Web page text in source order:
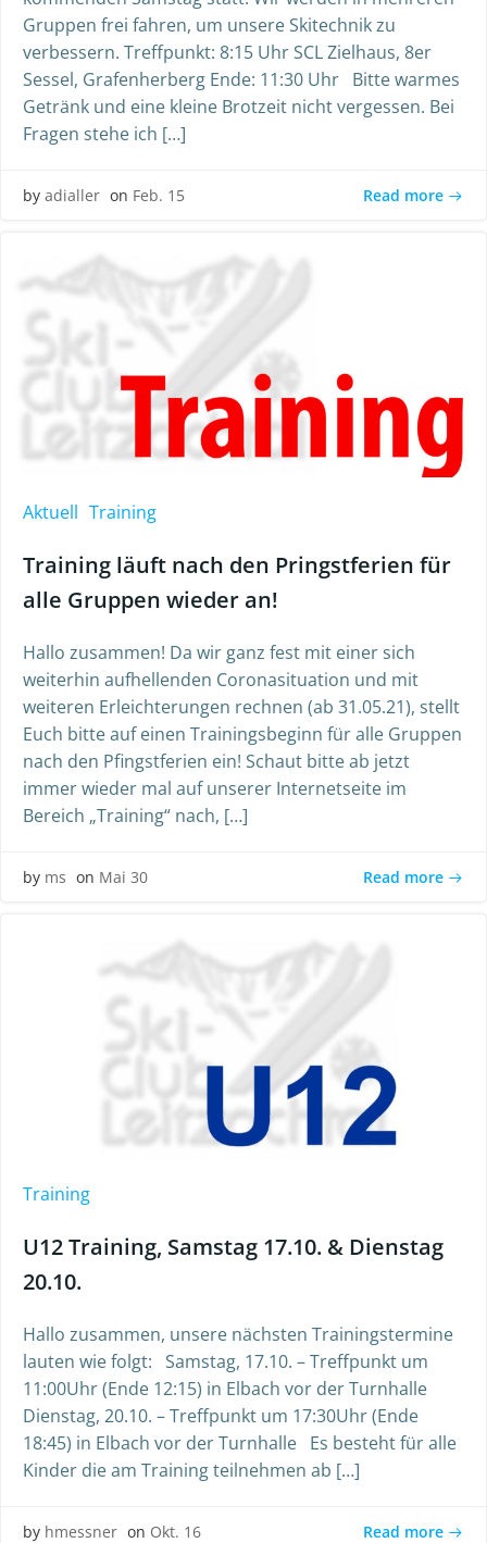
Gruppen frei fahren, um unsere Skitechnik zu
verbessern. Treffpunkt: 8:15 Uhr SCL Zielhaus, 8er
Sessel, Grafenherberg Ende: 11:30 Uhr Bitte warmes
Getränk und eine kleine Brotzeit nicht vergessen. Bei
Fragen stehe ich […]
by adialler on Feb. 15 Read more
Aktuell Training
Training läuft nach den Pringstferien für
alle Gruppen wieder an!
Hallo zusammen! Da wir ganz fest mit einer sich
weiterhin aufhellenden Coronasituation und mit
weiteren Erleichterungen rechnen (ab 31.05.21), stellt
Euch bitte auf einen Trainingsbeginn für alle Gruppen
nach den Pfingstferien ein! Schaut bitte ab jetzt
immer wieder mal auf unserer Internetseite im
Bereich „Training“ nach, […]
by ms on Mai 30 Read more
Training
U12 Training, Samstag 17.10. & Dienstag
20.10.
Hallo zusammen, unsere nächsten Trainingstermine
lauten wie folgt: Samstag, 17.10. – Treffpunkt um
11:00Uhr (Ende 12:15) in Elbach vor der Turnhalle
Dienstag, 20.10. – Treffpunkt um 17:30Uhr (Ende
18:45) in Elbach vor der Turnhalle Es besteht für alle
Kinder die am Training teilnehmen ab […]
by hmessner on Okt. 16 Read more